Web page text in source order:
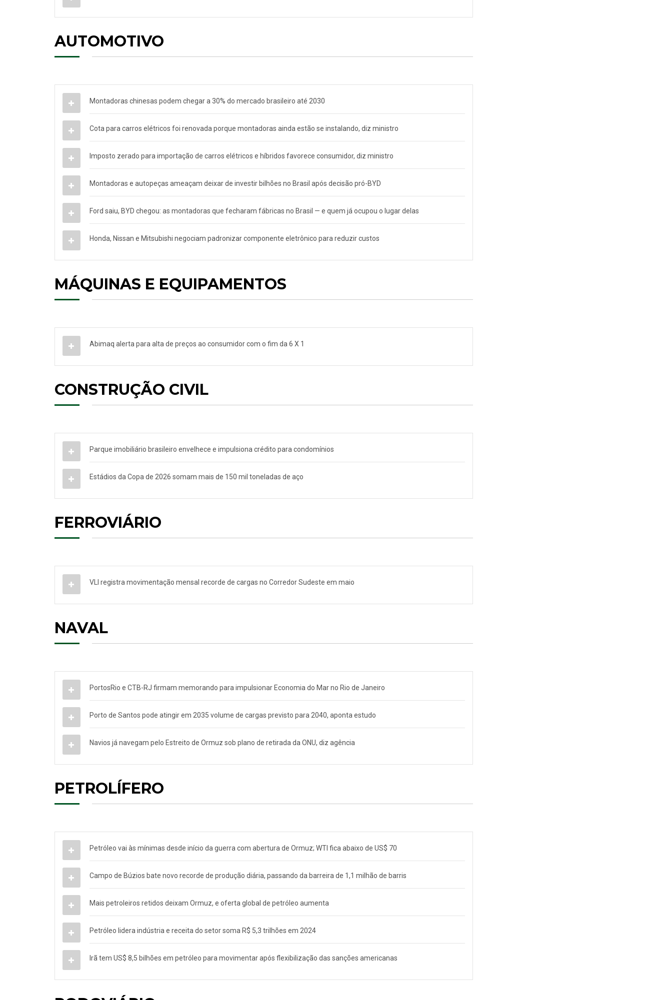
AUTOMOTIVO
Montadoras chinesas podem chegar a 30% do mercado brasileiro até 2030
Cota para carros elétricos foi renovada porque montadoras ainda estão se instalando, diz ministro
Imposto zerado para importação de carros elétricos e híbridos favorece consumidor, diz ministro
Montadoras e autopeças ameaçam deixar de investir bilhões no Brasil após decisão pró-BYD
Ford saiu, BYD chegou: as montadoras que fecharam fábricas no Brasil — e quem já ocupou o lugar delas
Honda, Nissan e Mitsubishi negociam padronizar componente eletrônico para reduzir custos
MÁQUINAS E EQUIPAMENTOS
Abimaq alerta para alta de preços ao consumidor com o fim da 6 X 1
CONSTRUÇÃO CIVIL
Parque imobiliário brasileiro envelhece e impulsiona crédito para condomínios
Estádios da Copa de 2026 somam mais de 150 mil toneladas de aço
FERROVIÁRIO
VLI registra movimentação mensal recorde de cargas no Corredor Sudeste em maio
NAVAL
PortosRio e CTB-RJ firmam memorando para impulsionar Economia do Mar no Rio de Janeiro
Porto de Santos pode atingir em 2035 volume de cargas previsto para 2040, aponta estudo
Navios já navegam pelo Estreito de Ormuz sob plano de retirada da ONU, diz agência
PETROLÍFERO
Petróleo vai às mínimas desde início da guerra com abertura de Ormuz; WTI fica abaixo de US$ 70
Campo de Búzios bate novo recorde de produção diária, passando da barreira de 1,1 milhão de barris
Mais petroleiros retidos deixam Ormuz, e oferta global de petróleo aumenta
Petróleo lidera indústria e receita do setor soma R$ 5,3 trilhões em 2024
Irã tem US$ 8,5 bilhões em petróleo para movimentar após flexibilização das sanções americanas